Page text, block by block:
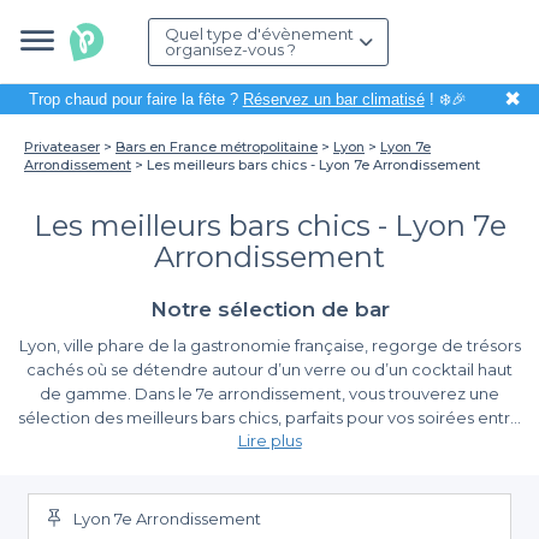
Quel type d'évènement
organisez-vous ?
Trop chaud pour faire la fête ? Réservez un bar climatisé! ❄️🎉 ✖
Privateaser Bars en France métropolitaine Lyon
Lyon 7e
Arrondissement
Les meilleurs bars chics - Lyon 7e Arrondissement
Les meilleurs bars chics - Lyon 7e
Arrondissement
Notre sélection de bar
Lyon, ville phare de la gastronomie française, regorge de trésors
cachés où se détendre autour d’un verre ou d’un cocktail haut
de gamme. Dans le 7e arrondissement, vous trouverez une
sélection des meilleurs bars chics, parfaits pour vos soirées entre
amis, afterworks ou événements d’entreprise. Organiser une
ambiance plaisante et élégante, sans tracas.
Facilitez Votre Recherche Avec Privateaser
Grâce à Privateaser, organiser une soirée dans l'un de ces bars
Lire plus
Lyon 7e Arrondissement